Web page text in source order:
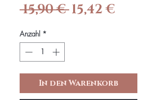
15,90 € 15,42 €Sale-
Anzahl *
In den Warenkorb